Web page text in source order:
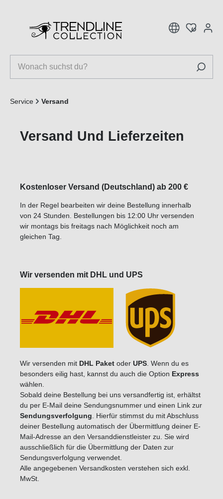
Service Versand
Versand Und Lieferzeiten
Kostenloser Versand (Deutschland) ab 200 €
In der Regel bearbeiten wir deine Bestellung innerhalb
von 24 Stunden. Bestellungen bis 12:00 Uhr versenden
wir montags bis freitags nach Möglichkeit noch am
gleichen Tag.
Wir versenden mit DHL und UPS
Wir versenden mit DHL Paket oder UPS. Wenn du es
besonders eilig hast, kannst du auch die Option Express
wählen.
Sobald deine Bestellung bei uns versandfertig ist, erhältst
du per E-Mail deine Sendungsnummer und einen Link zur
Sendungsverfolgung. Hierfür stimmst du mit Abschluss
deiner Bestellung automatisch der Übermittlung deiner E-
Mail-Adresse an den Versanddienstleister zu. Sie wird
ausschließlich für die Übermittlung der Daten zur
Sendungsverfolgung verwendet.
Alle angegebenen Versandkosten verstehen sich exkl.
MwSt.